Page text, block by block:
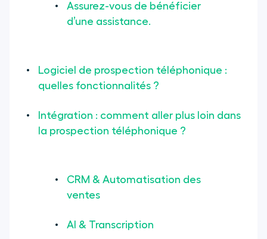
Assurez-vous de bénéficier
d’une assistance.
Logiciel de prospection téléphonique :
quelles fonctionnalités ?
Intégration : comment aller plus loin dans
la prospection téléphonique ?
CRM & Automatisation des
ventes
AI & Transcription